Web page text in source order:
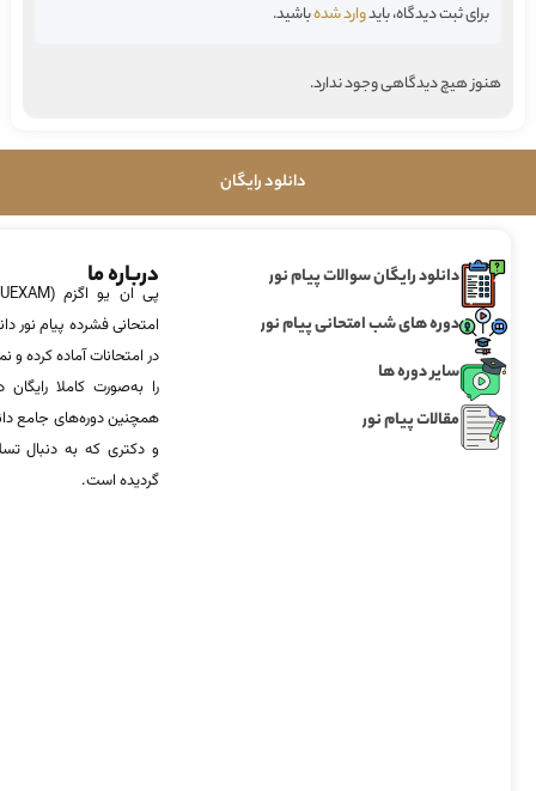
برای ثبت دیدگاه، بایدوارد شدهباشید.
هنوز هیچ دیدگاهی وجود ندارد.
دانلود رایگان
دانلود رایگان سوالات پیام نور
دوره های شب امتحانی پیام نور
سایر دوره ها
مقالات پیام نور
درباره ما
امتحانی فشرده پیام نور
در امتحانات آماده‌ کرده
را به‌صورت کاملا
همچنین دوره‌های جامع
و دکتری که به دنبال
گردیده است.